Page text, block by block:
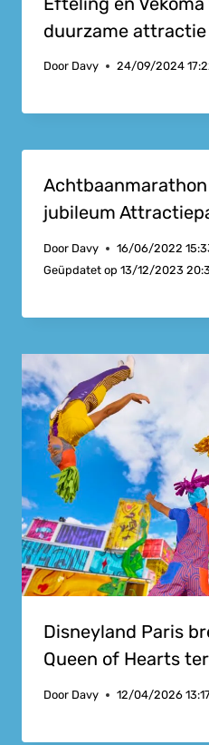
duurzame
Door Davy 24/09/2024
jubileum
Door Davy
16/06/2022
Geüpdatet op 13/12/2023
Disneyland Paris
Queen of Hearts
Door Davy 12/04/2026